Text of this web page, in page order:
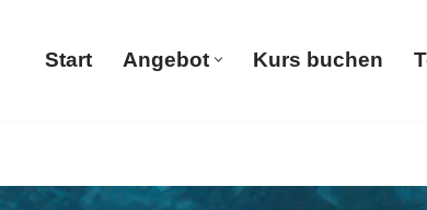
Start Angebot Kurs buchen